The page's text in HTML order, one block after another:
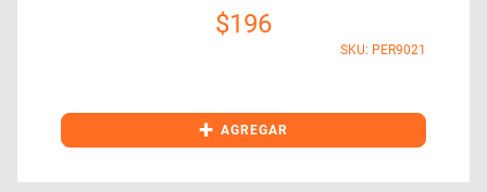
$196
SKU: PER9021
+ AGREGAR